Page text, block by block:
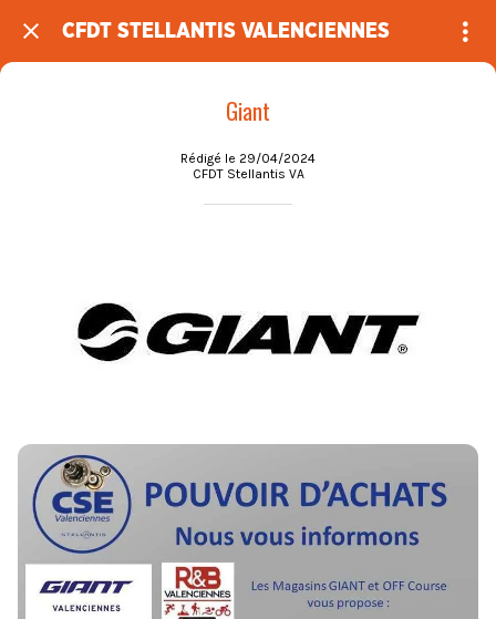
CFDT STELLANTIS VALENCIENNES
Giant
Rédigé le 29/04/2024
CFDT Stellantis VA